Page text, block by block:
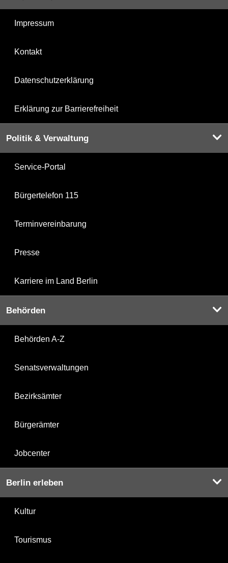
Impressum
Kontakt
Datenschutzerklärung
Erklärung zur Barrierefreiheit
Politik & Verwaltung
Service-Portal
Bürgertelefon 115
Terminvereinbarung
Presse
Karriere im Land Berlin
Behörden
Behörden A-Z
Senatsverwaltungen
Bezirksämter
Bürgerämter
Jobcenter
Berlin erleben
Kultur
Tourismus